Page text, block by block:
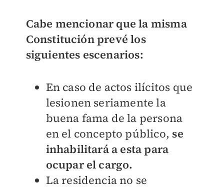
Cabe mencionar que la misma
Constitución prevé los
siguientes escenarios:
En caso de actos ilícitos que
lesionen seriamente la
buena fama de la persona
en el concepto público, se
inhabilitará a esta para
ocupar el cargo.
La residencia no se